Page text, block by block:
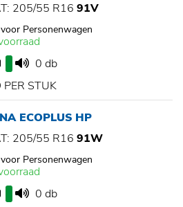
205/55 R16 91V
Personenwagen
0 db
PER STUK
ECOPLUS HP
205/55 R16 91W
Personenwagen
0 db